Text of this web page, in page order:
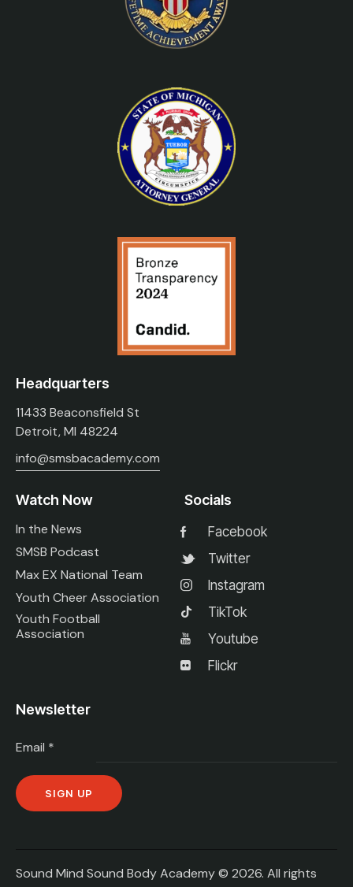
Headquarters
11433 Beaconsfield St
Detroit, MI 48224
info@smsbacademy.com
Watch Now
In the News
SMSB Podcast
Max EX National Team
Youth Cheer Association
Youth Football
Association
Socials
Facebook
Twitter
Instagram
TikTok
Youtube
Flickr
Newsletter
Email *
n
Sound Mind Sound Body Academy © 2026. All rights